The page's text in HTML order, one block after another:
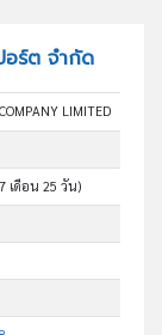
อร์ต จำกัด
LIMITED
เดือน 25 วัน)